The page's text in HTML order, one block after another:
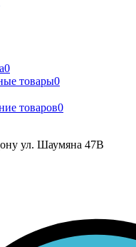
0
товары0
товаров0
ул. Шаумяна 47В